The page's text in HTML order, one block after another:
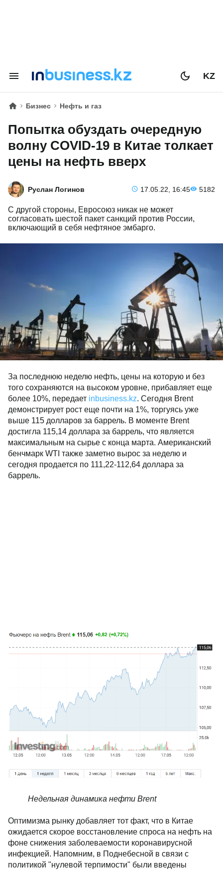
KZ
Бизнес Нефть и газ
Попытка обуздать очередную
волну COVID-19 в Китае толкает
цены на нефть вверх
Руслан Логинов 17.05.22, 16:45 5182
С другой стороны, Евросоюз никак не может
согласовать шестой пакет санкций против России,
включающий в себя нефтяное эмбарго.
За последнюю неделю нефть, цены на которую и без
того сохраняются на высоком уровне, прибавляет еще
более 10%, передает inbusiness.kz. Сегодня Brent
демонстрирует рост еще почти на 1%, торгуясь уже
выше 115 долларов за баррель. В моменте Brent
достигла 115,14 доллара за баррель, что является
максимальным на сырье с конца марта. Американский
бенчмарк WTI также заметно вырос за неделю и
сегодня продается по 111,22-112,64 доллара за
баррель.
Недельная динамика нефти Brent
Оптимизма рынку добавляет тот факт, что в Китае
ожидается скорое восстановление спроса на нефть на
фоне снижения заболеваемости коронавирусной
инфекцией. Напомним, в Поднебесной в связи с
политикой "нулевой терпимости" были введены